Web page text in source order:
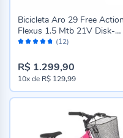
Avaliação: (12)
Bicicleta Aro 29 Free Action
Flexus 1.5 Mtb 21V Disk-
Brake - Laranja
R$ 1.299,90
10xde R$ 129,99